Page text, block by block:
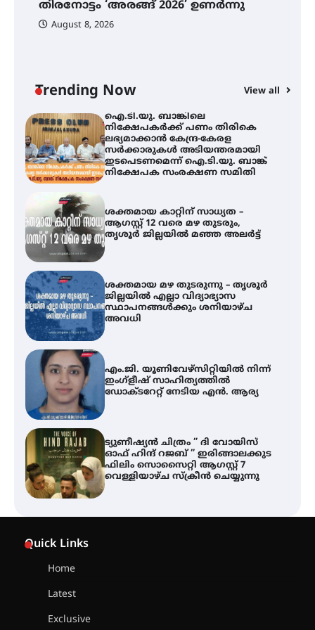
തിരനോട്ടം ‘അരങ്ങ് 2026’ ഉണർന്നു
August 8, 2026
Trending Now View all
വെള്ളിയാഴ്ച സ്‌ക്രീൻ ചെയ്യുന്നു
ഐ.ടി.യു. ബാങ്കിലെ
നിക്ഷേപകർക്ക് പണം തിരികെ
ലഭ്യമാക്കാൻ കേന്ദ്ര-കേരള
സർക്കാരുകൾ അടിയന്തരമായി
ഇടപെടണമെന്ന് ഐ.ടി.യു. ബാങ്ക്
നിക്ഷേപക സംരക്ഷണ സമിതി
ശക്തമായ കാറ്റിന് സാധ്യത –
ആഗസ്റ്റ് 12 വരെ മഴ തുടരും,
തൃശൂർ ജില്ലയിൽ മഞ്ഞ അലർട്ട്
ശക്തമായ മഴ തുടരുന്നു – തൃശൂർ
ജില്ലയിൽ എല്ലാ വിദ്യാഭ്യാസ
സ്ഥാപനങ്ങൾക്കും ശനിയാഴ്ച
അവധി
എം.ജി. യൂണിവേഴ്‌സിറ്റിയിൽ നിന്ന്
ഇംഗ്ളീഷ് സാഹിത്യത്തിൽ
ഡോക്ടറേറ്റ് നേടിയ എൻ. ആര്യ
ട്യുണീഷ്യൻ ചിത്രം ” ദി വോയിസ്
ഓഫ് ഹിന്ദ് റജബ് ” ഇരിങ്ങാലക്കുട
ഫിലിം സൊസൈറ്റി ആഗസ്റ്റ് 7
വെള്ളിയാഴ്ച സ്‌ക്രീൻ ചെയ്യുന്നു
Quick Links
Home
Latest
Exclusive